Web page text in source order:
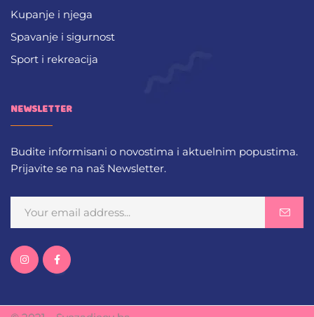
Kupanje i njega
Spavanje i sigurnost
Sport i rekreacija
NEWSLETTER
Budite informisani o novostima i aktuelnim popustima.
Prijavite se na naš Newsletter.